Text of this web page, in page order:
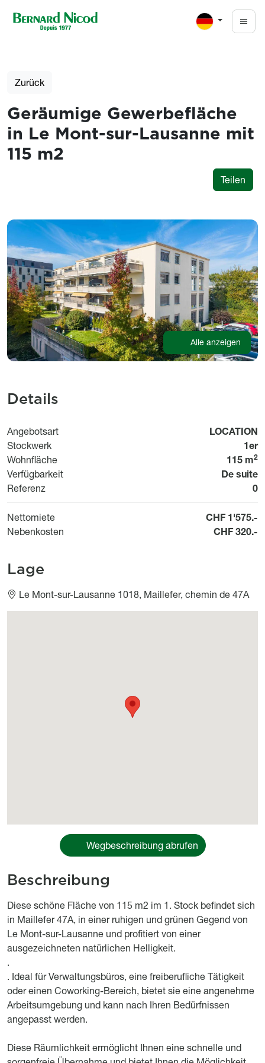
Zurück
Geräumige Gewerbefläche
in Le Mont-sur-Lausanne mit
115 m2
Teilen
Photos
Alle anzeigen
Details
Angebotsart Usage
LOCATION
Stockwerk
1er
Wohnfläche
115 m2
Verfügbarkeit
De suite
Referenz
0
Nettomiete
CHF 1'575.-
Nebenkosten
CHF 320.-
Lage
Le Mont-sur-Lausanne 1018, Maillefer, chemin de 47A
Wegbeschreibung abrufen
Beschreibung
body
Diese schöne Fläche von 115 m2 im 1. Stock befindet sich
in Maillefer 47A, in einer ruhigen und grünen Gegend von
Le Mont-sur-Lausanne und profitiert von einer
ausgezeichneten natürlichen Helligkeit.
.
. Ideal für Verwaltungsbüros, eine freiberufliche Tätigkeit
oder einen Coworking-Bereich, bietet sie eine angenehme
Arbeitsumgebung und kann nach Ihren Bedürfnissen
angepasst werden.
Diese Räumlichkeit ermöglicht Ihnen eine schnelle und